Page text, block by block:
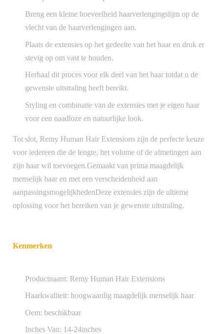
Breng een kleine hoeveelheid haarverlengingslijm op de
vlecht van de haarverlengingen aan.
Plaats de extensies op het gedeelte van het haar en druk er
stevig op om vast te houden.
Herhaal dit proces voor elk deel van het haar totdat u de
gewenste uitstraling heeft bereikt.
Styling en combinatie van de extensies met je eigen haar
voor een naadloze en natuurlijke look.
Tot slot, Remy Human Hair Extensions zijn de perfecte keuze
voor iedereen die de lengte, het volume of de afmetingen aan
zijn haar wil toevoegen.Gemaakt van prima maagdelijk
menselijk haar en met een verscheidenheid aan
aanpassingsmogelijkhedenDeze extensies zijn de ultieme
oplossing voor het bereiken van je gewenste uitstraling.
Kenmerken
Productnaam: Remy Human Hair Extensions
Haarkwaliteit: hoogwaardig maagdelijk menselijk haar
Oem: beschikbaar
Inches Van: 14-24inches